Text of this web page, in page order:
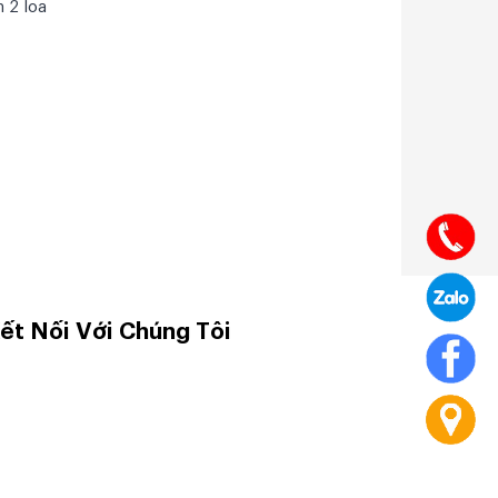
2 loa
Nối Với Chúng Tôi